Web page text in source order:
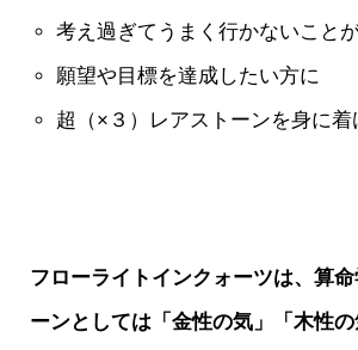
考え過ぎてうまく行かないこと
願望や目標を達成したい方に
超（×３）レアストーンを身に着
フローライトインクォーツは、算
ーンとしては「金性の気」「木性